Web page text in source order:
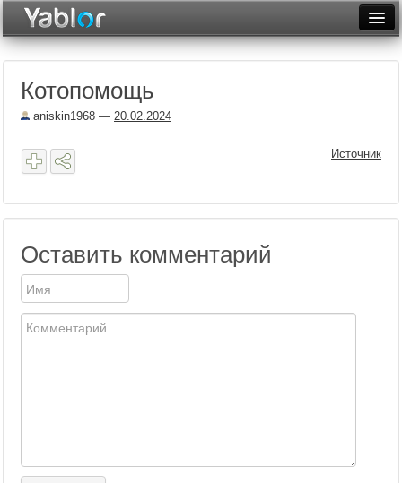
Котопомощь
aniskin1968 — 20.02.2024
Источник
Оставить комментарий